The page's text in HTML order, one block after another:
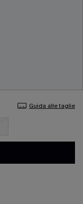
Guida alle taglie